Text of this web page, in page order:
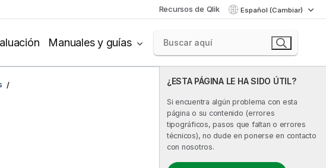
Recursos de Qlik Español (Cambiar)
Manuales y guías
¿ESTA PÁGINA LE HA SIDO ÚTIL?
Si encuentra algún problema con esta
página o su contenido (errores
tipográficos, pasos que faltan o errores
técnicos), no dude en ponerse en contacto
con nosotros.